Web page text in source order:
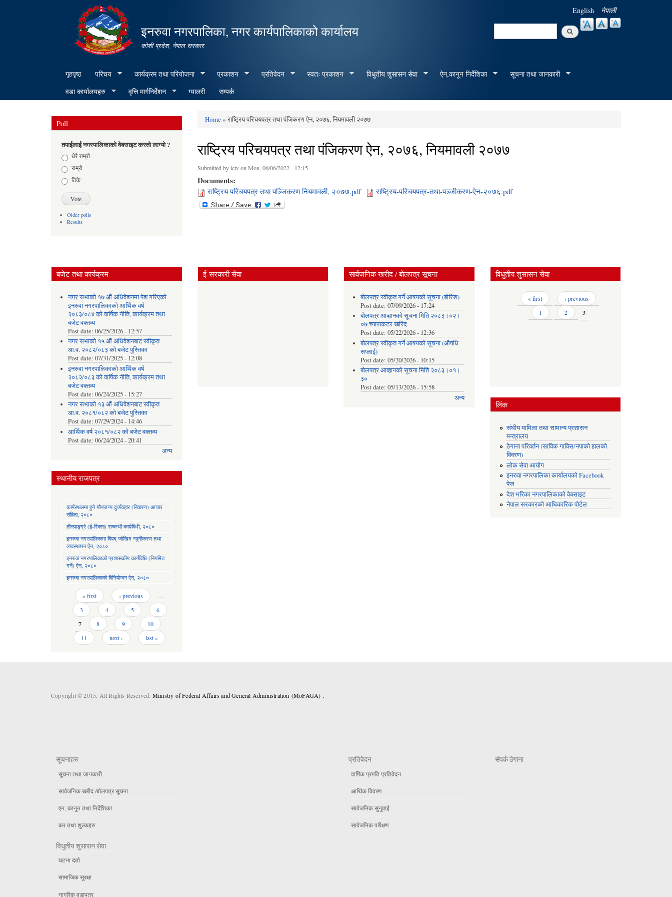
content
इनरुवा नगरपालिका, नगर कार्यपालिकाको कार्यालय
कोशी प्रदेश, नेपाल सरकार
English नेपाली
Search
गृहपृष्ठ परिचय कार्यक्रम तथा परियोजना प्रकाशन प्रतिवेदन स्वतः प्रकाशन विधुतीय शुसासन सेवा ऐन,कानून निर्देशिका
सूचना तथा जानकारी
वडा कार्यालयहरु
वृत्ति मार्गनिर्देशन ग्यालरी सम्पर्क
Poll
तपाईलाई नगरपालिकाको वेबसाइट कस्तो लाग्यो ?
Choicesधेरै राम्रो
राम्रो
ठिकै
Older polls
Results
You are here
Home» राष्ट्रिय परिचयपत्र तथा पंजिकरण ऐन, २०७६, नियमावली २०७७
राष्ट्रिय परिचयपत्र तथा पंजिकरण ऐन, २०७६, नियमावली २०७७
Submitted byictvon Mon, 06/06/2022 - 12:15
Documents:
राष्ट्रिय परिचयपत्र तथा पञ्‍जिकरण नियमावली, २०७७.pdf राष्ट्रिय-परिचयपत्र-तथा-पञ्जीकरण-ऐन-२०७६.pdf
बजेट तथा कार्यक्रम
नगर सभाको १७ औं अधिवेशनमा पेश गरिएको
इनरुवा नगरपालिकाको आर्थिक वर्ष
२०८३/०८४ को वार्षिक नीति, कार्यक्रम तथा
बजेट वक्तव्य
Post date: 06/25/2026 - 12:57
नगर सभाको १५ औं अधिवेशनबाट स्वीकृत
आ.व. २०८२/०८३ को बजेट पुस्तिका
Post date: 07/31/2025 - 12:08
इनरुवा नगरपालिकाको आर्थिक वर्ष
२०८२/०८३ को वार्षिक नीति, कार्यक्रम तथा
बजेट वक्तव्य
Post date: 06/24/2025 - 15:27
नगर सभाको १३ औं अधिवेशनबाट स्वीकृत
आ.व. २०८१/०८२ को बजेट पुस्तिका
Post date: 07/29/2024 - 14:46
आर्थिक वर्ष २०८१/०८२ को बजेट वक्तव्य
Post date: 06/24/2024 - 20:41
अन्य
स्थानीय राजपत्र
कार्यस्थलमा हुने यौनजन्य दुर्व्यवहार (निवारण) आचार
संहिता, २०८०
तीनपाङ्ग्रे (ई-रिक्सा) सम्बन्धी कार्यविधी, २०८०
इनरुवा नगरपालिकामा विपद् जोखिम न्यूनीकरण तथा
व्यवस्थापन ऐन, २०८०
इनरुवा नगरपालिकाको प्रशासकीय कार्यविधि (नियमित
गर्ने) ऐन, २०८०
इनरुवा नगरपालिकाको विनियोजन ऐन, २०८०
Pages « first ‹ previous
…
3
4 5 6
7 8 9
10
11
next › last »
ई-सरकारी सेवा सार्वजनिक खरीद / बोलपत्र सूचना
बोलपत्र स्वीकृत गर्ने आषयको सूचना (बोरिङ)
Post date: 07/09/2026 - 17:24
बोलपत्र आव्हानको सूचना मिति २०८३।०२।
०७ च्यापाकटर खरिद
Post date: 05/22/2026 - 12:36
बोलपत्र स्वीकृत गर्ने आषयको सूचना (औषधि
सप्लाई)
Post date: 05/20/2026 - 10:15
बोलपत्र आव्हानको सूचना मिति २०८३।०१।
३०
Post date: 05/13/2026 - 15:58
अन्य
विधुतीय शुसासन सेवा
Pages « first
‹ previous
1
2 3
लिंक
संघीय मामिला तथा सामान्य प्रशासन
मन्त्रालय
ठेगाना परिवर्तन (साविक गाविस/नपाको हालको
विवरण)
लोक सेवा आयोग
इनरुवा नगरपालिका कार्यालयको Facebook
पेज
देश भरिका नगरपालिकाको वेबसाइट
नेपाल सरकारको आधिकारिक पोर्टल
Copyright © 2015. All Rights Reserved. Ministry of Federal Affairs and General Administration (MoFAGA) .
सूचनाहरु
सूचना तथा जानकारी
सार्वजनिक खरीद /बोलपत्र सूचना
एन, कानुन तथा निर्देशिका
कर तथा शुल्कहरु
विधुतीय शुसासन सेवा
घटना दर्ता
सामाजिक सुरक्षा
नागरिक वडापत्र
प्रतिवेदन
वार्षिक प्रगति प्रतिवेदन
आर्थिक विवरण
सार्वजनिक सुनुवाई
सार्वजनिक परीक्षण
संपर्क ठेगाना